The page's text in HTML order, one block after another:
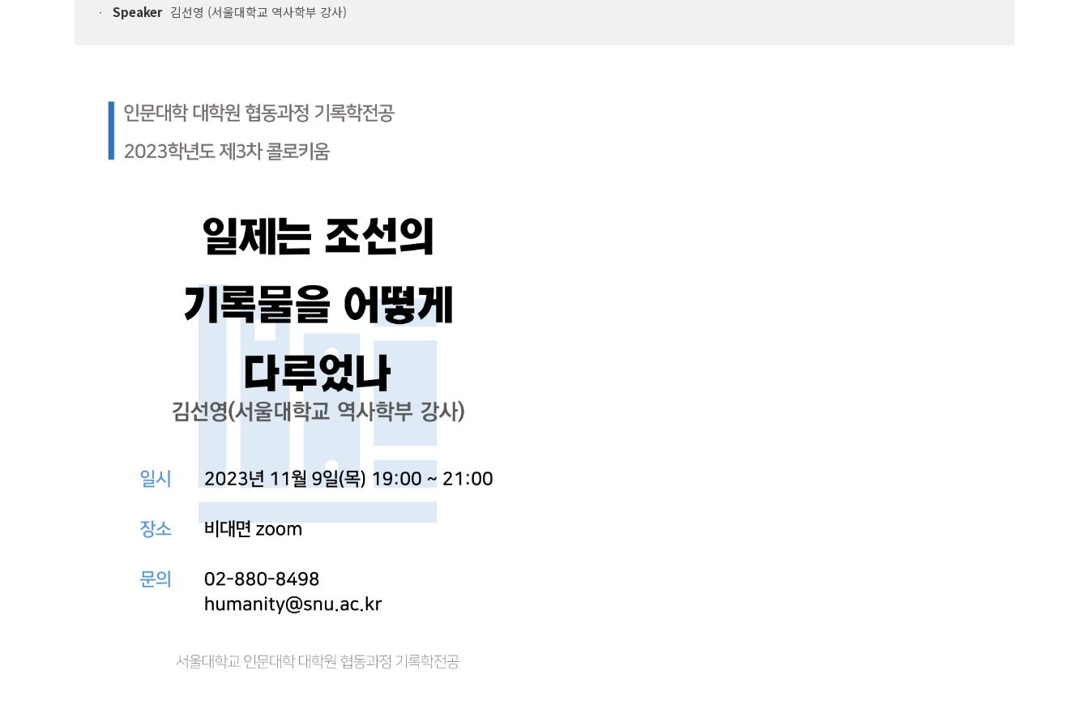
Speaker 김선영 (서울대학교 역사학부 강사)